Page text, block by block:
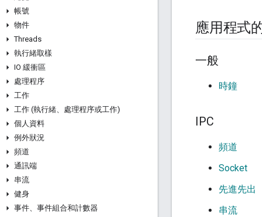
帳號
物件
Threads
執行緒取樣
IO 緩衝區
處理程序
工作
工作 (執行緒、處理程序或工作)
個人資料
例外狀況
頻道
通訊端
串流
健身
事件、事件組合和計數器
應用程式
一般
時鐘
IPC
頻道
Socket
先進先出
串流